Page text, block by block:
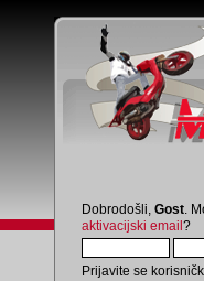
Dobrodošli, Gost .
aktivacijski email?
Prijavite se